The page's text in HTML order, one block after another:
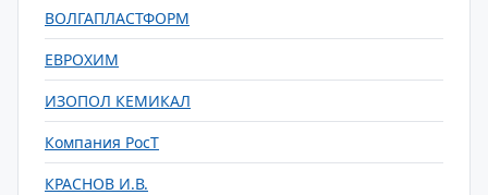
ВОЛГАПЛАСТФОРМ
ЕВРОХИМ
ИЗОПОЛ КЕМИКАЛ
Компания РосТ
КРАСНОВ И.В.